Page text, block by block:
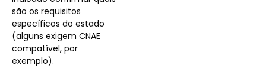
são os requisitos
específicos do estado
(alguns exigem CNAE
compatível, por
exemplo).